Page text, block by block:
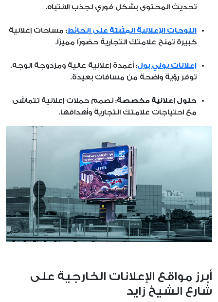
تحديث المحتوى بشكل فوري لجذب الانتباه.
اللوحات الإعلانية المثبتة على الحائط: مساحات إعلانية
كبيرة تمنح علامتك التجارية حضورًا مميزًا.
إعلانات يوني بول: أعمدة إعلانية عالية ومزدوجة الوجه،
توفر رؤية واضحة من مسافات بعيدة.
حلول إعلانية مخصصة: نصمم حملات إعلانية تتماشى
مع احتياجات علامتك التجارية وأهدافها.
أبرز مواقع الإعلانات الخارجية على
شارع الشيخ زايد